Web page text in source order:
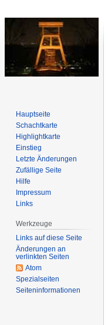
Hauptseite
Schachtkarte
Highlightkarte
Einstieg
Letzte Änderungen
Zufällige Seite
Hilfe
Impressum
Links
Werkzeuge
Links auf diese Seite
Änderungen an
verlinkten Seiten
Atom
Spezialseiten
Seiten­­informationen